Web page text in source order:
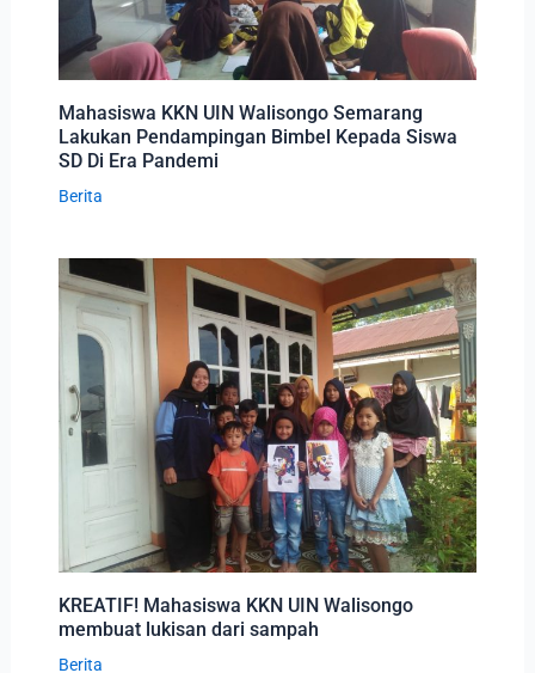
Mahasiswa KKN UIN Walisongo Semarang
Lakukan Pendampingan Bimbel Kepada Siswa
SD Di Era Pandemi
Berita
KREATIF! Mahasiswa KKN UIN Walisongo
membuat lukisan dari sampah
Berita